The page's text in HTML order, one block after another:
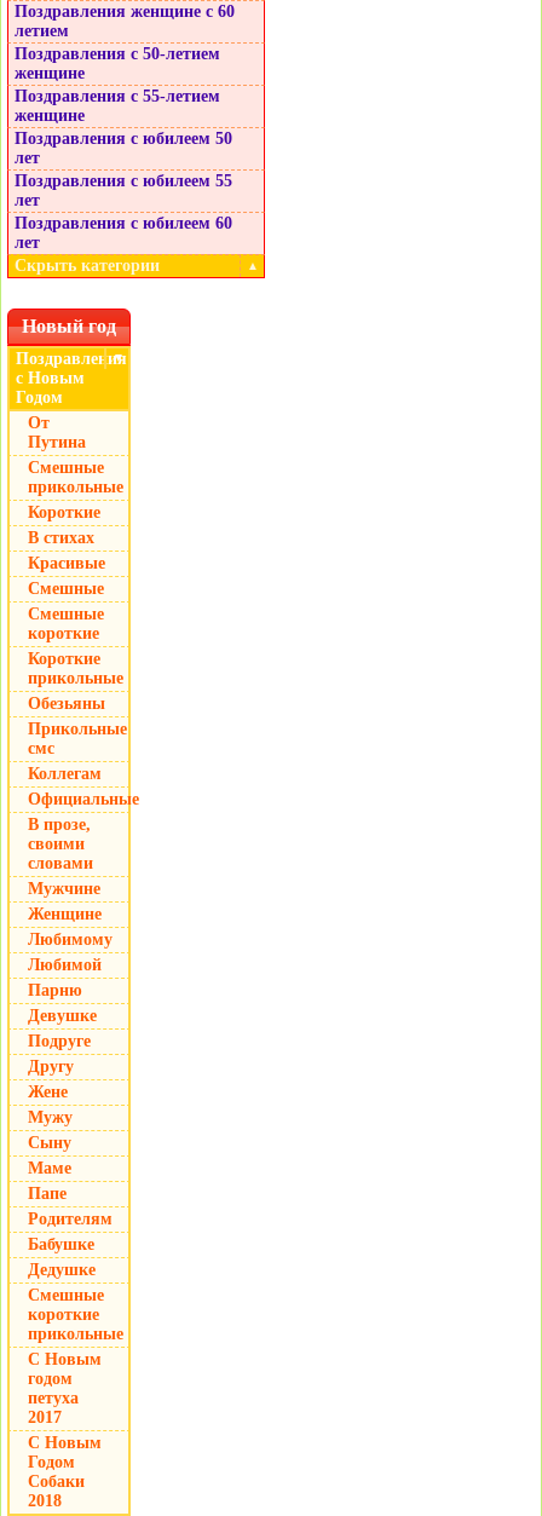
Поздравления женщине с 60
летием
Поздравления с 50-летием
женщине
Поздравления с 55-летием
женщине
Поздравления с юбилеем 50
лет
Поздравления с юбилеем 55
лет
Поздравления с юбилеем 60
лет
Скрыть категории
▲
Новый год
Поздравления
с Новым
Годом
▼
От
Путина
Смешные
прикольные
Короткие
В стихах
Красивые
Смешные
Смешные
короткие
Короткие
прикольные
Обезьяны
Прикольные
смс
Коллегам
Официальные
В прозе,
своими
словами
Мужчине
Женщине
Любимому
Любимой
Парню
Девушке
Подруге
Другу
Жене
Мужу
Сыну
Маме
Папе
Родителям
Бабушке
Дедушке
Смешные
короткие
прикольные
С Новым
годом
петуха
2017
С Новым
Годом
Собаки
2018